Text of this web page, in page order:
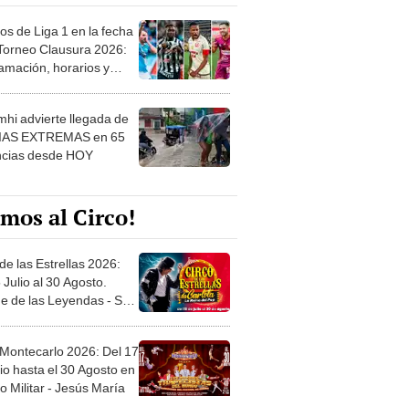
de Liga 1 en la fecha
Clausura 2026:
horarios y
advierte llegada de
EXTREMAS en 65
desde HOY
al Circo!
las Estrellas 2026:
Julio al 30 Agosto.
de las Leyendas - San
2026: Del 17
hasta el 30 Agosto en
Militar - Jesús María